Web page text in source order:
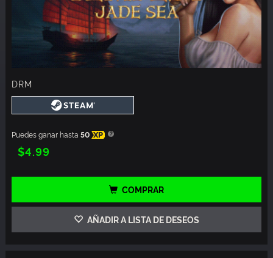
DRM
Puedes ganar hasta 50 XP
$4.99
COMPRAR
AÑADIR A LISTA DE DESEOS